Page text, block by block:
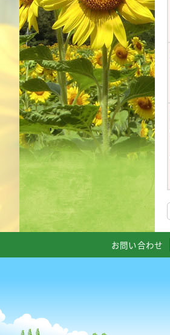
お問い合わせ